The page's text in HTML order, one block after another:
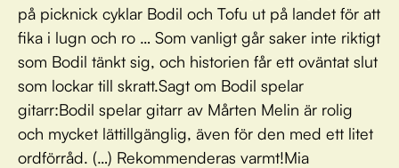
på picknick cyklar Bodil och Tofu ut på landet för att
fika i lugn och ro … Som vanligt går saker inte riktigt
som Bodil tänkt sig, och historien får ett oväntat slut
som lockar till skratt.Sagt om Bodil spelar
gitarr:Bodil spelar gitarr av Mårten Melin är rolig
och mycket lättillgänglig, även för den med ett litet
ordförråd. (…) Rekommenderas varmt!Mia